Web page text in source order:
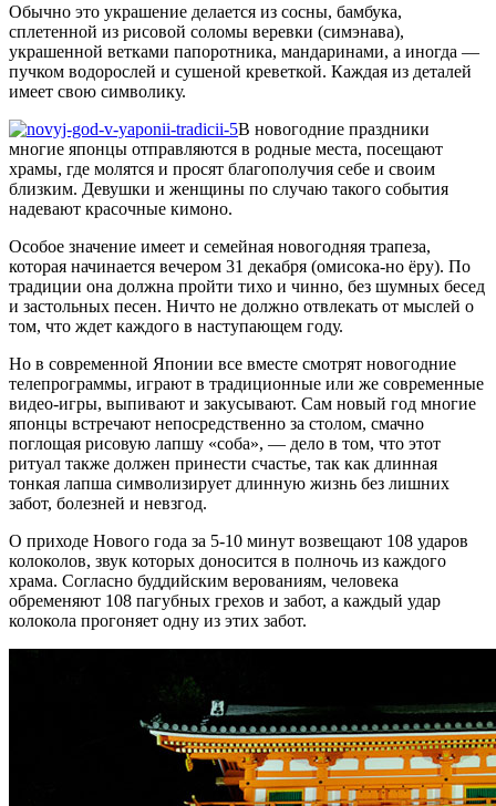
Обычно это украшение делается из сосны, бамбука,
сплетенной из рисовой соломы веревки (симэнава),
украшенной ветками папоротника, мандаринами, а иногда —
пучком водорослей и сушеной креветкой. Каждая из деталей
имеет свою символику.
В новогодние праздники
многие японцы отправляются в родные места, посещают
храмы, где молятся и просят благополучия себе и своим
близким. Девушки и женщины по случаю такого события
надевают красочные кимоно.
Особое значение имеет и семейная новогодняя трапеза,
которая начинается вечером 31 декабря (омисока-но ёру). По
традиции она должна пройти тихо и чинно, без шумных бесед
и застольных песен. Ничто не должно отвлекать от мыслей о
том, что ждет каждого в наступающем году.
Но в современной Японии все вместе смотрят новогодние
телепрограммы, играют в традиционные или же современные
видео-игры, выпивают и закусывают. Сам новый год многие
японцы встречают непосредственно за столом, смачно
поглощая рисовую лапшу «соба», — дело в том, что этот
ритуал также должен принести счастье, так как длинная
тонкая лапша символизирует длинную жизнь без лишних
забот, болезней и невзгод.
О приходе Нового года за 5-10 минут возвещают 108 ударов
колоколов, звук которых доносится в полночь из каждого
храма. Согласно буддийским верованиям, человека
обременяют 108 пагубных грехов и забот, а каждый удар
колокола прогоняет одну из этих забот.